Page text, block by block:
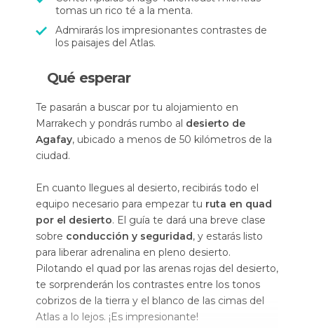
tomas un rico té a la menta.
Admirarás los impresionantes contrastes de
los paisajes del Atlas.
Qué esperar
Te pasarán a buscar por tu alojamiento en
Marrakech y pondrás rumbo al desierto de
Agafay, ubicado a menos de 50 kilómetros de la
ciudad.
En cuanto llegues al desierto, recibirás todo el
equipo necesario para empezar tu ruta en quad
por el desierto. El guía te dará una breve clase
sobre conducción y seguridad, y estarás listo
para liberar adrenalina en pleno desierto.
Pilotando el quad por las arenas rojas del desierto,
te sorprenderán los contrastes entre los tonos
cobrizos de la tierra y el blanco de las cimas del
Atlas a lo lejos. ¡Es impresionante!